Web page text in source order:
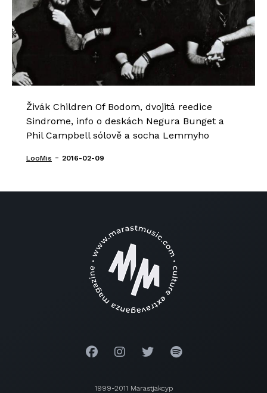
Živák Children Of Bodom, dvojitá reedice
Sindrome, info o deskách Negura Bunget a
Phil Campbell sólově a socha Lemmyho
LooMis - 2016-02-09
1999-2011 Marastjakcyp